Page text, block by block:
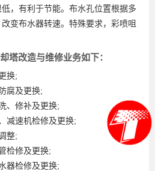
，有利于节能。布水孔位置根据多
变布水器转速。特殊要求，彩喷咀
塔改造与维修业务如下：
换;
腐及更换;
修补及更换;
速机检修及更换;
整;
修及更换;
检修及更换;